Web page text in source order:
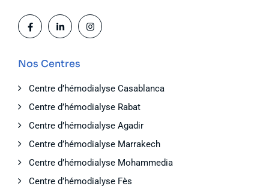
Nos Centres
Centre d’hémodialyse Casablanca
Centre d’hémodialyse Rabat
Centre d’hémodialyse Agadir
Centre d’hémodialyse Marrakech
Centre d’hémodialyse Mohammedia
Centre d’hémodialyse Fès